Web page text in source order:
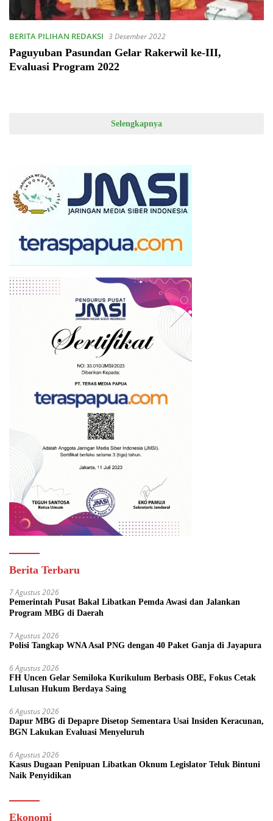
BERITA PILIHAN REDAKSI 3 Desember 2022
Paguyuban Pasundan Gelar Rakerwil ke-III,
Evaluasi Program 2022
Selengkapnya
Berita Terbaru
7 Agustus 2026
Pemerintah Pusat Bakal Libatkan Pemda Awasi dan Jalankan
Program MBG di Daerah
7 Agustus 2026
Polisi Tangkap WNA Asal PNG dengan 40 Paket Ganja di Jayapura
6 Agustus 2026
FH Uncen Gelar Semiloka Kurikulum Berbasis OBE, Fokus Cetak
Lulusan Hukum Berdaya Saing
6 Agustus 2026
Dapur MBG di Depapre Disetop Sementara Usai Insiden Keracunan,
BGN Lakukan Evaluasi Menyeluruh
6 Agustus 2026
Kasus Dugaan Penipuan Libatkan Oknum Legislator Teluk Bintuni
Naik Penyidikan
Ekonomi